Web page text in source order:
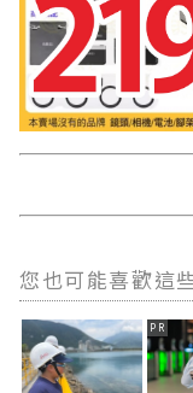
您也可能喜歡這
PR